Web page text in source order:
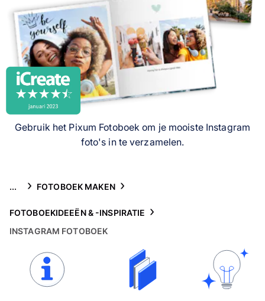
Fotopuzzels
Gsm-hoesjes
Thema's
Service
Gebruik het Pixum Fotoboek om je mooiste Instagram
foto's in te verzamelen.
... FOTOBOEK MAKEN
FOTOBOEKIDEEËN & -INSPIRATIE
INSTAGRAM FOTOBOEK